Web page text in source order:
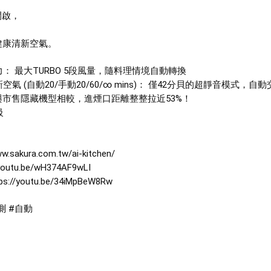
，
清新空氣。
最大TURBO 5段風量，隨料理情境自動轉換
空氣 (自動20/手動20/60/∞ mins)： 僅42分貝的超靜音模式，自動
售隱藏機型相較，進煙口距離整整拉近53%！
ai-kitchen/
wH374AF9wLI
youtu.be/34iMpBeW8Rw
#自動